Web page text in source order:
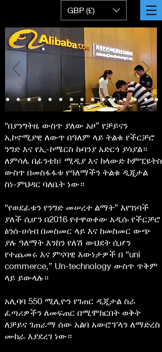
GBP (£)
“በያንግትዜ ውስጥ ያለው አዞ” የቻይናን
ኢኮኖሚያዊ ለውጥ በዓለም ላይ ትልቁ የችርቻሮ
ንግድ እና የኢ-ኮሜርስ ኩባንያ አድርጎ ያሳያል።
ለምሳሌ በፊንቴክ፣ ሚዲያ እና ክላውድ ኮምፒዩትስ
ውስጥ በመስፋፋቱ የዓለማችን ትልቁ ዲጂታል
ስነ-ምህዳር ባለቤት ነው።
“የወደፊቱን የንግድ መሠረተ ልማት” እየገነባች
ያለች ሲሆን በ2016 የተዋወቀው አዲሱ የችርቻሮ
ፅንሰ-ሀሳብ በመስመር ላይ እና ከመስመር ውጭ
ያሉ ዓለማት እንከን የለሽ ውህደት ሲሆን
የተጨመሩ እና ምናባዊ እውነታዎች በ “uni
commerce,” Un-technology ውስጥ ጥቅም
ላይ ይውላሉ።
አሊባባ 550 ሚሊዮን የገጠር ዲጂታል ስራ
ፈጣሪዎችን ለመፍጠር በሚሞክርበት ወቅት
ለቻይና ገጠራማ ሰው አልባ አውሮፕላን ለማድረስ
ሙከራ እያደረገ ነው።